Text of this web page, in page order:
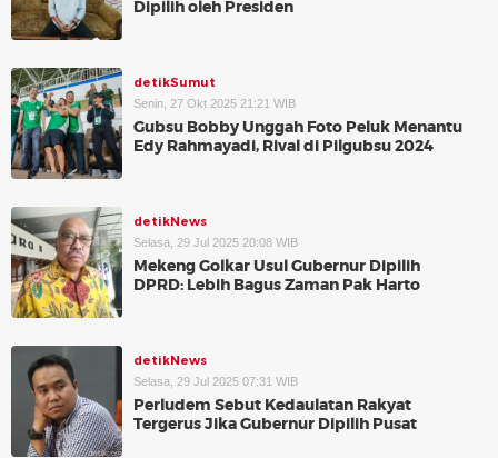
Dipilih oleh Presiden
detikSumut
Senin, 27 Okt 2025 21:21 WIB
Gubsu Bobby Unggah Foto Peluk Menantu
Edy Rahmayadi, Rival di Pilgubsu 2024
detikNews
Selasa, 29 Jul 2025 20:08 WIB
Mekeng Golkar Usul Gubernur Dipilih
DPRD: Lebih Bagus Zaman Pak Harto
detikNews
Selasa, 29 Jul 2025 07:31 WIB
Perludem Sebut Kedaulatan Rakyat
Tergerus Jika Gubernur Dipilih Pusat